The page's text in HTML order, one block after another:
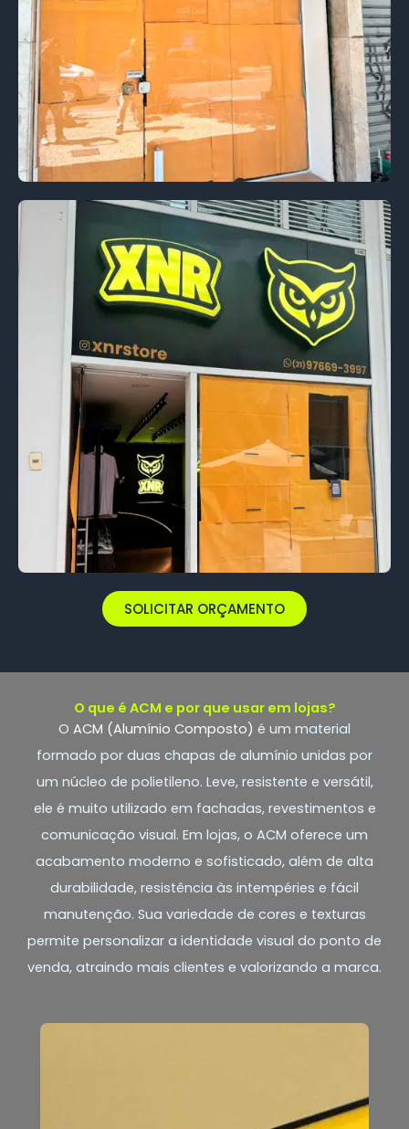
SOLICITAR ORÇAMENTO
O que é ACM e por que usar em lojas?
O ACM (Alumínio Composto) é um material
formado por duas chapas de alumínio unidas por
um núcleo de polietileno. Leve, resistente e versátil,
ele é muito utilizado em fachadas, revestimentos e
comunicação visual. Em lojas, o ACM oferece um
acabamento moderno e sofisticado, além de alta
durabilidade, resistência às intempéries e fácil
manutenção. Sua variedade de cores e texturas
permite personalizar a identidade visual do ponto de
venda, atraindo mais clientes e valorizando a marca.